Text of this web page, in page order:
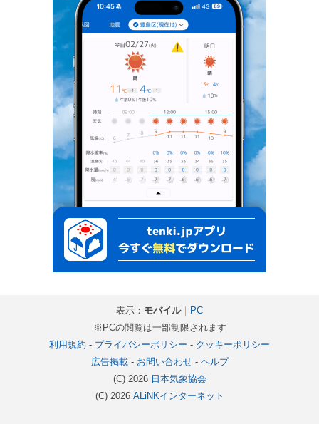
表示： モバイル｜ PC
※PCの閲覧は一部制限されます
利用規約 - プライバシーポリシー - クッキーポリシー
広告掲載- お問い合わせ- ヘルプ
(C) 2026 日本気象協会
(C) 2026 ALiNKインターネット